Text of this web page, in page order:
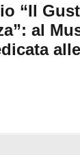
“Il
al